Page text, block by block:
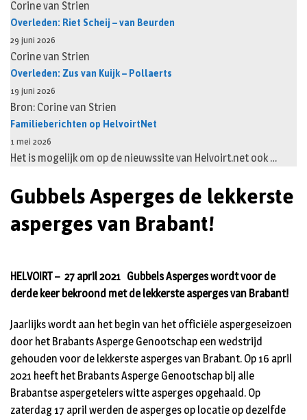
Corine van Strien
Overleden: Riet Scheij – van Beurden
29 juni 2026
Corine van Strien
Overleden: Zus van Kuijk – Pollaerts
19 juni 2026
Bron: Corine van Strien
Familieberichten op HelvoirtNet
1 mei 2026
Het is mogelijk om op de nieuwssite van Helvoirt.net ook …
Gubbels Asperges de lekkerste
asperges van Brabant!
HELVOIRT – 27 april 2021 Gubbels Asperges wordt voor de
derde keer bekroond met de lekkerste asperges van Brabant!
Jaarlijks wordt aan het begin van het officiële aspergeseizoen
door het Brabants Asperge Genootschap een wedstrijd
gehouden voor de lekkerste asperges van Brabant. Op 16 april
2021 heeft het Brabants Asperge Genootschap bij alle
Brabantse aspergetelers witte asperges opgehaald. Op
zaterdag 17 april werden de asperges op locatie op dezelfde